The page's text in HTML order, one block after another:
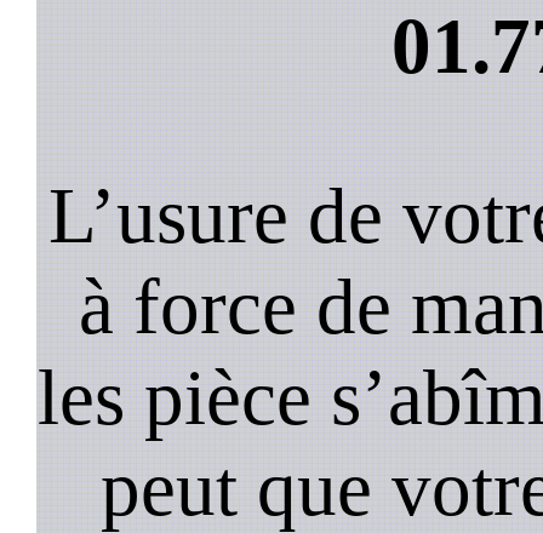
L’usure de
à force de
les pièce
peut que